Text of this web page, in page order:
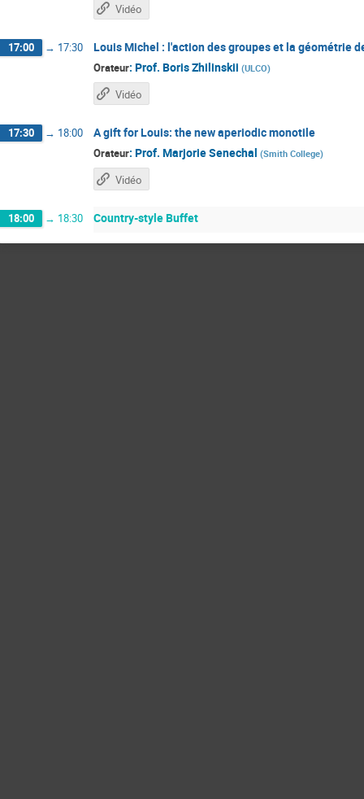
Vidéo
17:00 → 17:30 Louis Michel : l'action des groupes et la géométrie
Orateur: Prof. Boris Zhilinskii (ULCO)
Vidéo
17:30 → 18:00 A gift for Louis: the new aperiodic monotile
Orateur: Prof. Marjorie Senechal (Smith College)
Vidéo
18:00 → 18:30 Country-style Buffet